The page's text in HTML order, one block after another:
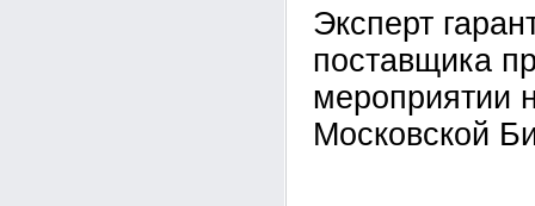
Эксперт
поставщика
мероприятии
Московской